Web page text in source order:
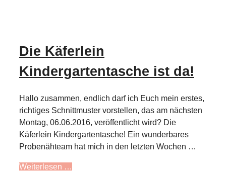
Die Käferlein
Kindergartentasche ist da!
Hallo zusammen, endlich darf ich Euch mein erstes,
richtiges Schnittmuster vorstellen, das am nächsten
Montag, 06.06.2016, veröffentlicht wird? Die
Käferlein Kindergartentasche! Ein wunderbares
Probenähteam hat mich in den letzten Wochen …
Weiterlesen …